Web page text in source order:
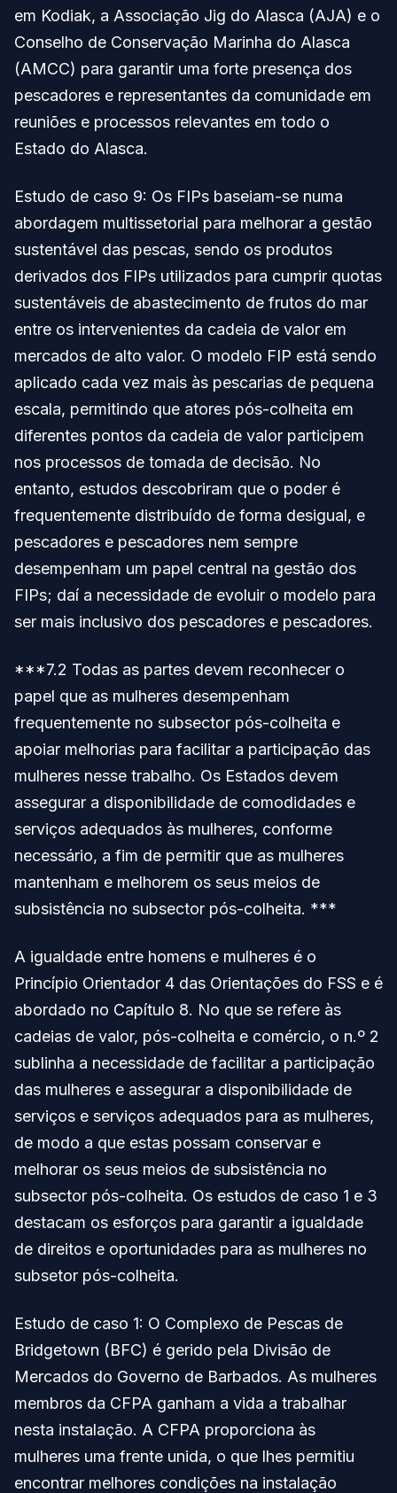
em Kodiak, a Associação Jig do Alasca (AJA) e o
Conselho de Conservação Marinha do Alasca
(AMCC) para garantir uma forte presença dos
pescadores e representantes da comunidade em
reuniões e processos relevantes em todo o
Estado do Alasca.
Estudo de caso 9: Os FIPs baseiam-se numa
abordagem multissetorial para melhorar a gestão
sustentável das pescas, sendo os produtos
derivados dos FIPs utilizados para cumprir quotas
sustentáveis de abastecimento de frutos do mar
entre os intervenientes da cadeia de valor em
mercados de alto valor. O modelo FIP está sendo
aplicado cada vez mais às pescarias de pequena
escala, permitindo que atores pós-colheita em
diferentes pontos da cadeia de valor participem
nos processos de tomada de decisão. No
entanto, estudos descobriram que o poder é
frequentemente distribuído de forma desigual, e
pescadores e pescadores nem sempre
desempenham um papel central na gestão dos
FIPs; daí a necessidade de evoluir o modelo para
ser mais inclusivo dos pescadores e pescadores.
***7.2 Todas as partes devem reconhecer o
papel que as mulheres desempenham
frequentemente no subsector pós-colheita e
apoiar melhorias para facilitar a participação das
mulheres nesse trabalho. Os Estados devem
assegurar a disponibilidade de comodidades e
serviços adequados às mulheres, conforme
necessário, a fim de permitir que as mulheres
mantenham e melhorem os seus meios de
subsistência no subsector pós-colheita. ***
A igualdade entre homens e mulheres é o
Princípio Orientador 4 das Orientações do FSS e é
abordado no Capítulo 8. No que se refere às
cadeias de valor, pós-colheita e comércio, o n.º 2
sublinha a necessidade de facilitar a participação
das mulheres e assegurar a disponibilidade de
serviços e serviços adequados para as mulheres,
de modo a que estas possam conservar e
melhorar os seus meios de subsistência no
subsector pós-colheita. Os estudos de caso 1 e 3
destacam os esforços para garantir a igualdade
de direitos e oportunidades para as mulheres no
subsetor pós-colheita.
Estudo de caso 1: O Complexo de Pescas de
Bridgetown (BFC) é gerido pela Divisão de
Mercados do Governo de Barbados. As mulheres
membros da CFPA ganham a vida a trabalhar
nesta instalação. A CFPA proporciona às
mulheres uma frente unida, o que lhes permitiu
encontrar melhores condições na instalação